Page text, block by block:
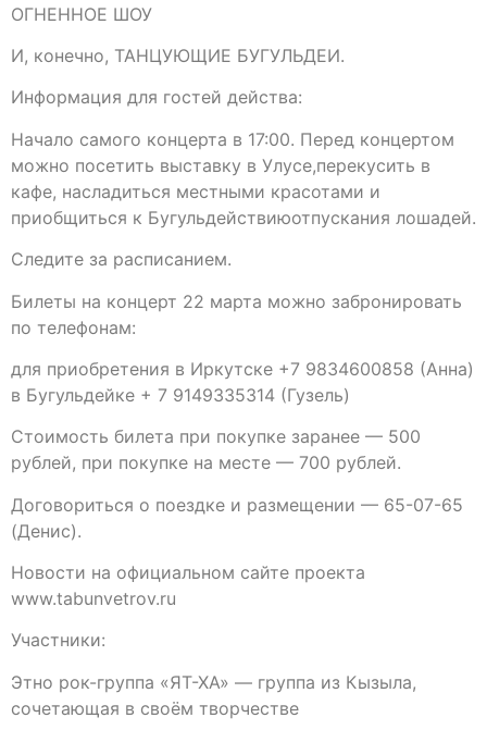
ОГНЕННОЕ ШОУ
И, конечно, ТАНЦУЮЩИЕ БУГУЛЬДЕИ.
Информация для гостей действа:
Начало самого концерта в 17:00. Перед концертом
можно посетить выставку в Улусе,перекусить в
кафе, насладиться местными красотами и
приобщиться к Бугульдействиюотпускания лошадей.
Следите за расписанием.
Билеты на концерт 22 марта можно забронировать
по телефонам:
для приобретения в Иркутске +7 9834600858 (Анна)
в Бугульдейке + 7 9149335314 (Гузель)
Стоимость билета при покупке заранее — 500
рублей, при покупке на месте — 700 рублей.
Договориться о поездке и размещении — 65-07-65
(Денис).
Новости на официальном сайте проекта
www.tabunvetrov.ru
Участники:
Этно рок-группа «ЯТ-ХА» — группа из Кызыла,
сочетающая в своём творчестве